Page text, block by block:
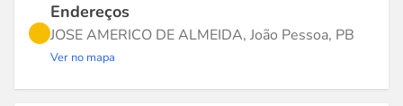
Endereços
JOSE AMERICO DE ALMEIDA, João Pessoa, PB
Ver no mapa